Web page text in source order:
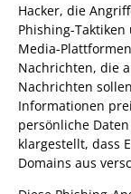
Hacker, die
Phishing-
Media-
Nachrichten, die
Nachrichten
Informationen
persönliche
klargestellt, dass
Domains aus